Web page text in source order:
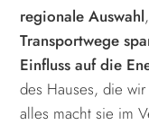
regionale Auswahl
Transportwege
Einfluss auf die
des Hauses, die
alles macht sie im